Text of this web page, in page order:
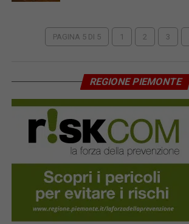
PAGINA 5 DI 5 1 2 3
REGIONE PIEMONTE